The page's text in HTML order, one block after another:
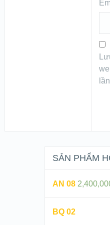
SẢN PHẨM
AN 08
BQ 02